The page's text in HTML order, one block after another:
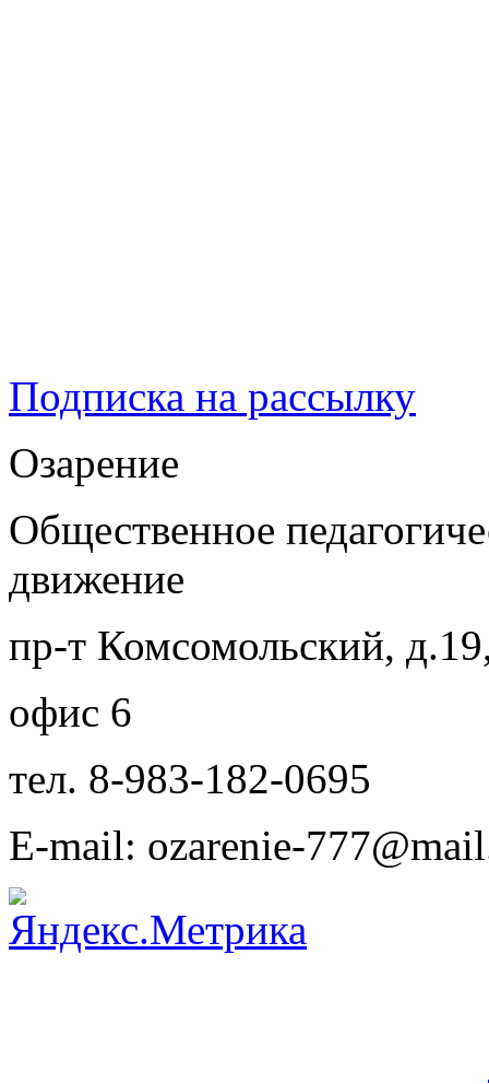
Подписка на рассылку
Озарение
Общественное
движение
пр-т Комсомольский,
офис 6
тел. 8-983-182-0695
E-mail: ozarenie-